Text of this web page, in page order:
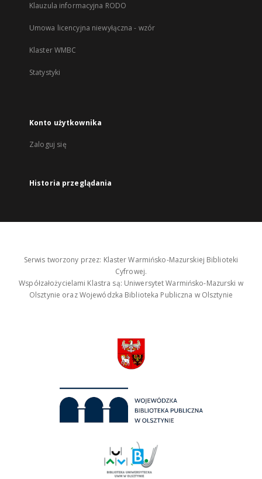
Klauzula informacyjna RODO
Umowa licencyjna niewyłączna - wzór
Klaster WMBC
Statystyki
Konto użytkownika
Zaloguj się
Historia przeglądania
Serwis tworzony przez: Klaster Warmińsko-Mazurskiej Biblioteki
Cyfrowej.
Współzałożycielami Klastra są: Uniwersytet Warmińsko-Mazurski w
Olsztynie oraz Wojewódzka Biblioteka Publiczna w Olsztynie